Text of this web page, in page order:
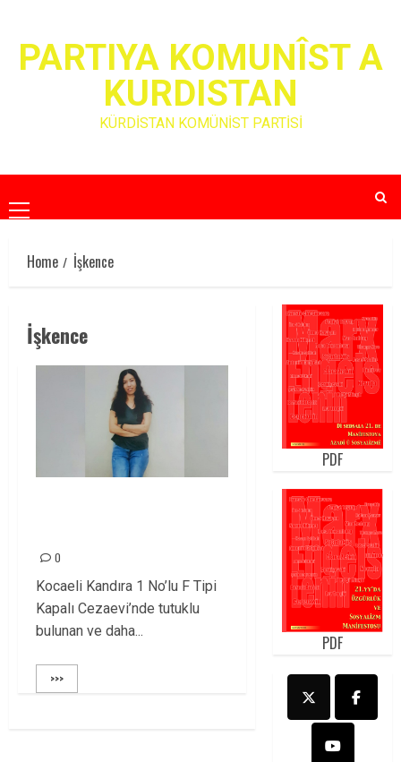
contentPARTIYA KOMUNÎST A
KURDISTAN
KÜRDİSTAN KOMÜNİST PARTİSİ
Primary
Menu
Home
İşkence
İşkence
0
Kocaeli Kandıra 1 No’lu F Tipi
Kapalı Cezaevi’nde tutuklu
bulunan ve daha...
>>>
PDF
PDF